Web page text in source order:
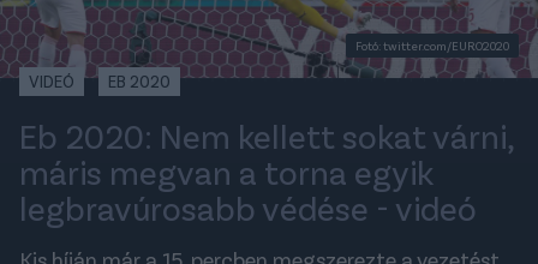
Fotó: twitter.com/EURO2020
VIDEÓ EB 2020
Eb 2020: Nem kellett sokat várni,
máris megvan a torna egyik
legbravúrosabb védése - videó